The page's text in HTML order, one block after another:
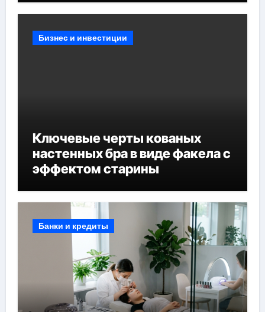
Бизнес и инвестиции
Ключевые черты кованых
настенных бра в виде факела с
эффектом старины
Банки и кредиты